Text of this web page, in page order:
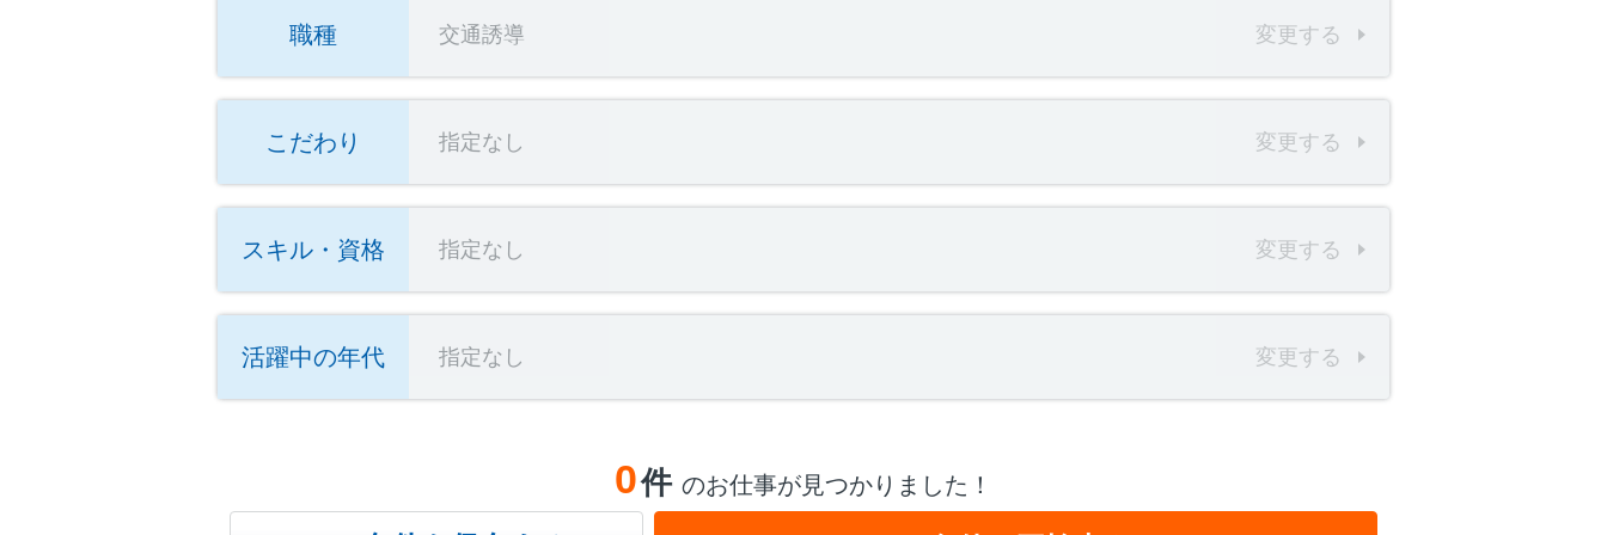
職種 交通誘導 変更する
こだわり 指定なし 変更する
スキル・資格 指定なし 変更する
活躍中の年代 指定なし 変更する
0件 のお仕事が見つかりました！